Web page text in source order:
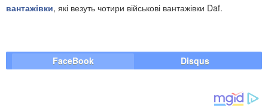
вантажівки, які везуть чотири військові вантажівки Daf.
FaceBook Disqus